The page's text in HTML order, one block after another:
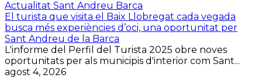
Actualitat Sant Andreu Barca
El turista que visita el Baix Llobregat cada vegada
busca més experiències d’oci, una oportunitat per
Sant Andreu de la Barca
L'informe del Perfil del Turista 2025 obre noves
oportunitats per als municipis d'interior com Sant...
agost 4, 2026